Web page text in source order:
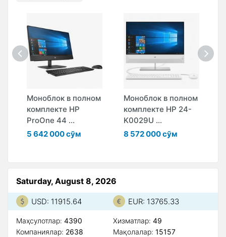
Моноблок в полном
комплекте HP
ProOne 44 ...
5 642 000 сўм
Моноблок в полном
комплекте HP 24-
K0029U ...
8 572 000 сўм
Saturday, August 8, 2026
USD: 11915.64 EUR: 13765.33
Маҳсулотлар: 4390
Компаниялар: 2638
Xизматлар: 49
Мақолалар: 15157